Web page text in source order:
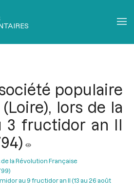
populaire
lors de la
3 fructidor an II
la Révolution Française
au 9 fructidor an II (13 au 26 août